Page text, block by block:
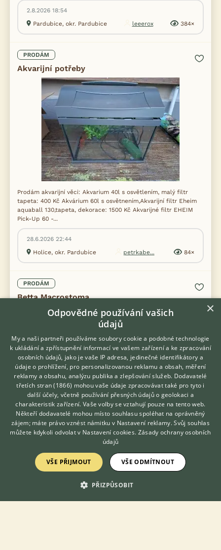
2.8.2026 18:54
Pardubice, okr. Pardubice
leeerox 384×
PRODÁM
Akvarijní potřeby
Prodám akvarijní věci: Akvarium 40l s osvětlením, malý filtr
tapeta: 400 Kč Akvárium 60l s osvětnením,Akvarijní filtr Eheim
aquaball 130,tapeta, dekorace: 1500 Kč Akvarijné filtr EHEIM
Pick-Up 60 -...
28.6.2026 22:44
Holice, okr. Pardubice
petrkabe... 84×
PRODÁM
Betta Macrostoma
Nabízím k prodeji vzácné bojovnice Betta Macrostoma z
vlastního odchovu. Ryby jsou ve skvělé kondici velikost cca 7-
8cm. Klidná, majestátní vzácná ale nenáročná ryba (vhodná i pro
malá akvária)....
Horní Újezd, okr. Svitavy
netfish 1048×
Prodám Paví očka
Hledáte zvířecího kamaráda?
Zdarma vám poradí
VETERINÁŘ ONLINE
KONZULTOVAT S
VETERINÁŘEM
×
Odpovědné používání vašich
údajů
My a naši partneři používáme soubory cookie a podobné technologie
k ukládání a zpřístupnění informací ve vašem zařízení a ke zpracování
osobních údajů, jako je vaše IP adresa, jedinečné identifikátory a
údaje o prohlížení, pro personalizovanou reklamu a obsah, měření
reklamy a obsahu, analýzu publika a zlepšování služeb. Dodavatelé
třetích stran (1866) mohou vaše údaje zpracovávat také pro tyto i
další účely, včetně používání přesných údajů o geolokaci a
charakteristik zařízení. Vaše volby se vztahují pouze na tento web.
Někteří dodavatelé mohou místo souhlasu spoléhat na oprávněný
zájem; máte právo vznést námitku v Nastavení reklamy. Svůj souhlas
můžete kdykoli odvolat v Nastavení cookies. Zásady ochrany osobních
údajů
VŠE PŘIJMOUT VŠE ODMÍTNOUT
PŘIZPŮSOBIT